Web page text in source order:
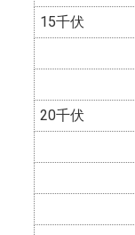
15千伏
20千伏